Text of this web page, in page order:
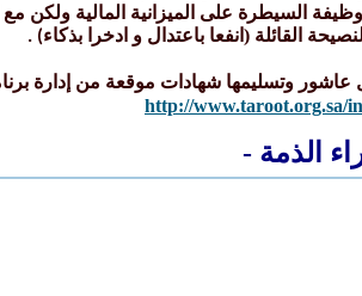
السيطرة على الميزانية المالية ولكن
القائلة (انفعا باعتدال و ادخرا بذكاء) .
عاشور وتسليمها شهادات موقعة من إدارة
http://www.taroot.org.sa/
الذمة -